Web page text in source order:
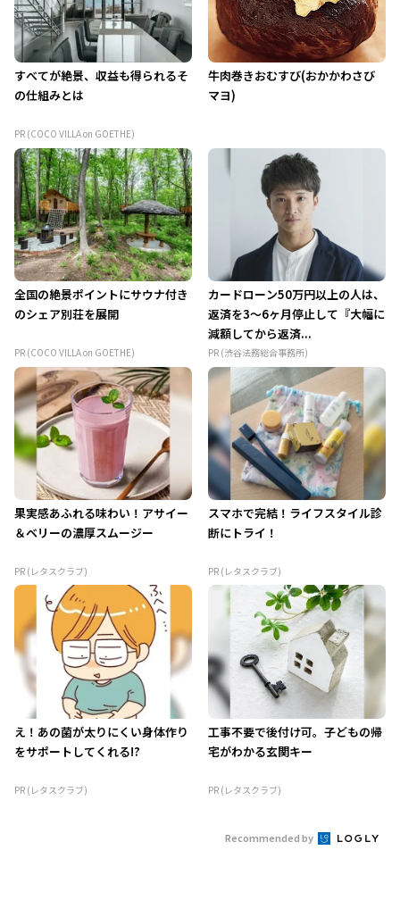
すべてが絶景、収益も得られるそ
の仕組みとは
PR (COCO VILLA on GOETHE)
牛肉巻きおむすび(おかかわさび
マヨ)
全国の絶景ポイントにサウナ付き
のシェア別荘を展開
PR (COCO VILLA on GOETHE)
カードローン50万円以上の人は、
返済を3～6ヶ月停止して『大幅に
減額してから返済...
PR (渋谷法務総合事務所)
果実感あふれる味わい！アサイー
＆ベリーの濃厚スムージー
PR (レタスクラブ)
スマホで完結！ライフスタイル診
断にトライ！
PR (レタスクラブ)
え！あの菌が太りにくい身体作り
をサポートしてくれる!?
PR (レタスクラブ)
工事不要で後付け可。子どもの帰
宅がわかる玄関キー
PR (レタスクラブ)
Recommended by